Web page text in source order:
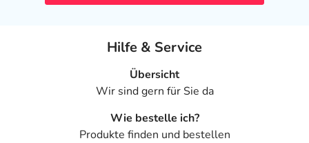
Hilfe & Service
Übersicht
Wir sind gern für Sie da
Wie bestelle ich?
Produkte finden und bestellen